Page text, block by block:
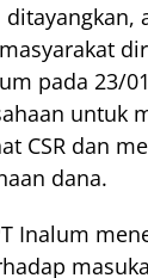
pada 23/
untuk
CSR dan
dana.
Inalum